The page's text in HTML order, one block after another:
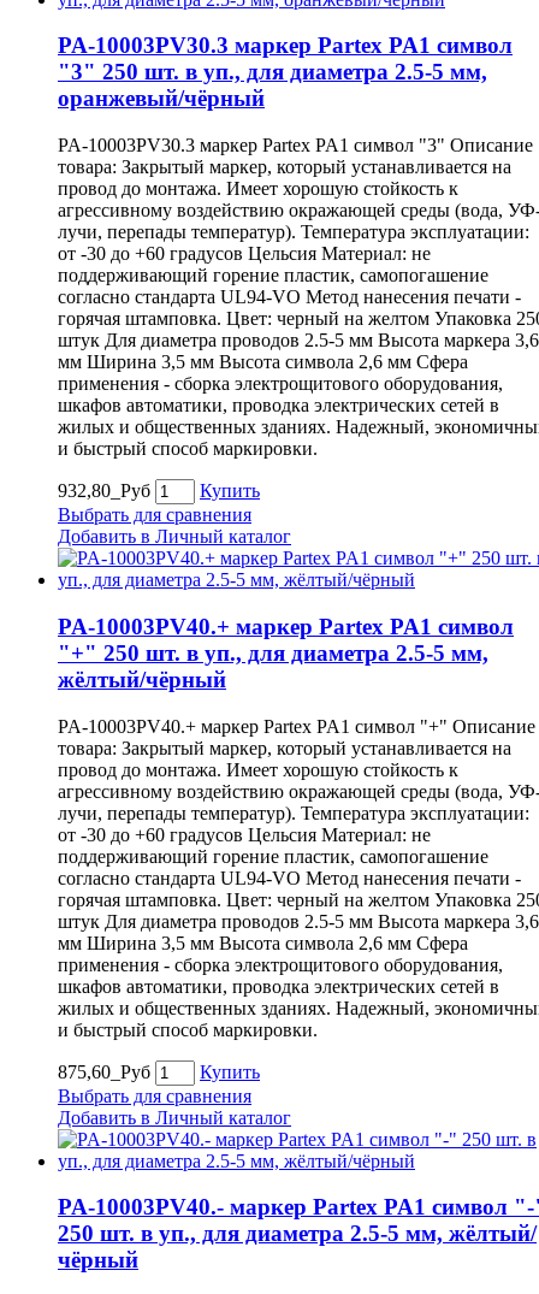
PA-10003PV30.3 маркер Partex PA1 символ
"3" 250 шт. в уп., для диаметра 2.5-5 мм,
оранжевый/чёрный
PA-10003PV30.3 маркер Partex PA1 символ "3" Описание
товара: Закрытый маркер, который устанавливается на
провод до монтажа. Имеет хорошую стойкость к
агрессивному воздействию окражающей среды (вода,
лучи, перепады температур). Температура эксплуатации:
от -30 до +60 градусов Цельсия Материал: не
поддерживающий горение пластик, самопогашение
согласно стандарта UL94-VO Метод нанесения печати -
горячая штамповка. Цвет: черный на желтом Упаковка
штук Для диаметра проводов 2.5-5 мм Высота маркера 3,6
мм Ширина 3,5 мм Высота символа 2,6 мм Сфера
применения - сборка электрощитового оборудования,
шкафов автоматики, проводка электрических сетей в
жилых и общественных зданиях. Надежный,
и быстрый способ маркировки.
932,80_Руб
Купить
Выбрать для сравнения
Добавить в Личный каталог
PA-10003PV40.+ маркер Partex PA1 символ
"+" 250 шт. в уп., для диаметра 2.5-5 мм,
жёлтый/чёрный
PA-10003PV40.+ маркер Partex PA1 символ "+" Описание
товара: Закрытый маркер, который устанавливается на
провод до монтажа. Имеет хорошую стойкость к
агрессивному воздействию окражающей среды (вода,
лучи, перепады температур). Температура эксплуатации:
от -30 до +60 градусов Цельсия Материал: не
поддерживающий горение пластик, самопогашение
согласно стандарта UL94-VO Метод нанесения печати -
горячая штамповка. Цвет: черный на желтом Упаковка
штук Для диаметра проводов 2.5-5 мм Высота маркера 3,6
мм Ширина 3,5 мм Высота символа 2,6 мм Сфера
применения - сборка электрощитового оборудования,
шкафов автоматики, проводка электрических сетей в
жилых и общественных зданиях. Надежный,
и быстрый способ маркировки.
875,60_Руб
Купить
Выбрать для сравнения
Добавить в Личный каталог
PA-10003PV40.- маркер Partex PA1 символ
250 шт. в уп., для диаметра 2.5-5 мм, жёлтый/
чёрный